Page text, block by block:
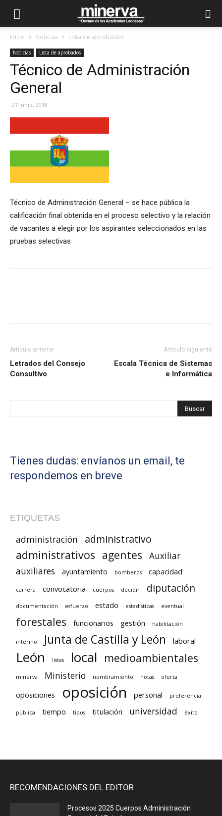
Inicio Noticias Lista de aprobados
Noticias Lista de aprobados
Técnico de Administración
General
27 junio, 2018
Técnico de Administración General – se hace pública la
calificación final obtenida en el proceso selectivo y la relación
de vacantes a elegir por los aspirantes seleccionados en las
pruebas selectivas
Artículo anterior
Letrados del Consejo
Consultivo
Artículo siguiente
Escala Técnica de Sistemas
e Informática
Tienes dudas: envíanos un email, te
respondemos en breve
ETIQUETAS
administración administrativo
administrativos agentes
Auxiliar
auxiliares
ayuntamiento bomberos capacidad
carrera convocatoria cuerpos decidir diputación
documentación esfuerzo estado estadísticas eventual
forestales funcionarios gestión habilitación
interino Junta de Castilla y León laboral
León listas local medioambientales
minerva Ministerio nombramiento notas oferta
oposiciones oposición personal preferencia
pública tiempo tipos titulación universidad éxito
RECOMENDACIONES DEL EDITOR
Procesos 2025 Cuerpos Administración